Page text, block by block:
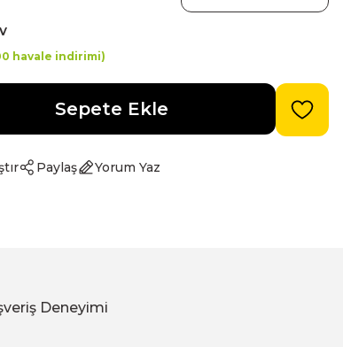
havale indirimi)
Sepete Ekle
Paylaş Yorum Yaz
Deneyimi